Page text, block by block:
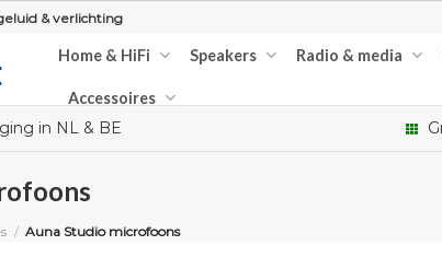
& verlichting
Home & HiFi Speakers Radio & media
Accessoires
in NL & BE
/ Auna Studio microfoons